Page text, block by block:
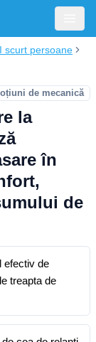
scurt persoane
de mecanică
la
în
de
efectiv de
treapta de